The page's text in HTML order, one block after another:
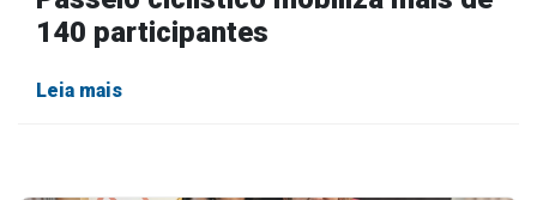
140 participantes
Leia mais